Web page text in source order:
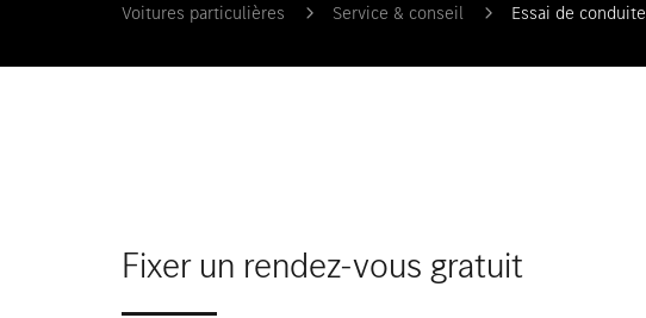
Voitures particulières Service & conseil Essai de conduite
Fixer un rendez-vous gratuit